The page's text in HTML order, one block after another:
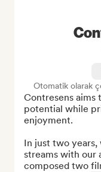
Otomatik olarak
Contresens aims
potential while
enjoyment.
In just two years,
streams with our
composed two